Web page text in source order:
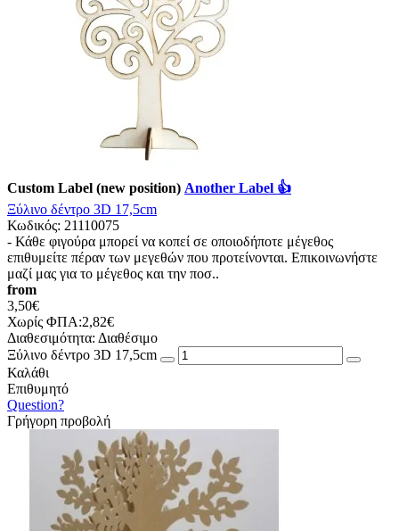
Custom Label (new position) Another Label 👍
Ξύλινο δέντρο 3D 17,5cm
Κωδικός: 21110075
- Κάθε φιγούρα μπορεί να κοπεί σε οποιοδήποτε μέγεθος
επιθυμείτε πέραν των μεγεθών που προτείνονται. Επικοινωνήστε
μαζί μας για το μέγεθος και την ποσ..
from
3,50€
Χωρίς ΦΠΑ:2,82€
Διαθεσιμότητα: Διαθέσιμο
Ξύλινο δέντρο 3D 17,5cm
Καλάθι
Επιθυμητό
Question?
Γρήγορη προβολή